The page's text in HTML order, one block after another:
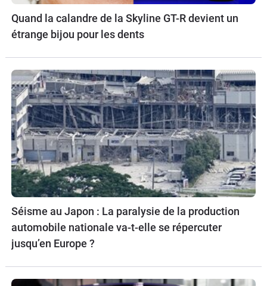
Quand la calandre de la Skyline GT-R devient un
étrange bijou pour les dents
Séisme au Japon : La paralysie de la production
automobile nationale va-t-elle se répercuter
jusqu’en Europe ?